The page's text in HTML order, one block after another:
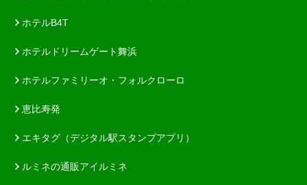
ホテルB4T
ホテルドリームゲート舞浜
ホテルファミリーオ・フォルクローロ
恵比寿発
エキタグ（デジタル駅スタンプアプリ）
ルミネの通販アイルミネ